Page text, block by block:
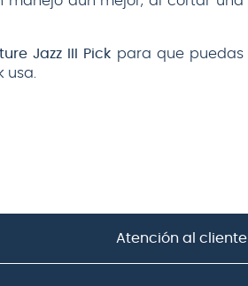
Jazz III Pick para que puedas
usa.
Atención al cliente